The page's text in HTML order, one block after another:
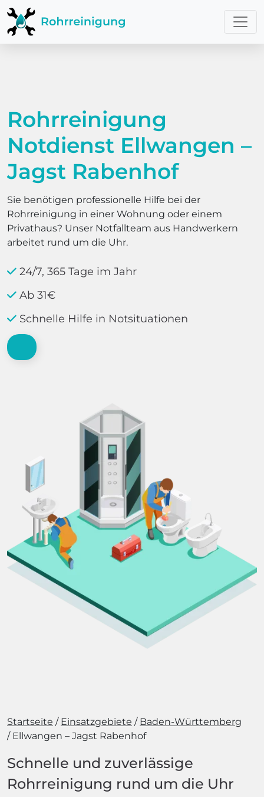
Rohrreinigung
Notdienst Ellwangen –
Jagst Rabenhof
Sie benötigen professionelle Hilfe bei der
Rohrreinigung in einer Wohnung oder einem
Privathaus? Unser Notfallteam aus Handwerkern
arbeitet rund um die Uhr.
24/7, 365 Tage im Jahr
Ab 31€
Schnelle Hilfe in Notsituationen
Startseite Einsatzgebiete
Baden-Württemberg
Ellwangen – Jagst Rabenhof
Schnelle und zuverlässige
Rohrreinigung rund um die Uhr